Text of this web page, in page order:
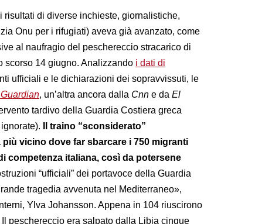
di diverse inchieste, giornalistiche,
Onu per i rifugiati) aveva già avanzato, come
al naufragio del peschereccio stracarico di
scorso 14 giugno. Analizzando i dati di
ufficiali e le dichiarazioni dei sopravvissuti, le
Guardian, un’altra ancora dalla Cnn e da El
tardivo della Guardia Costiera greca
Il traino “sconsiderato”
vicino dove far sbarcare i 750 migranti
competenza italiana, così da potersene
“ufficiali” dei portavoce della Guardia
tragedia avvenuta nel Mediterraneo»,
Ylva Johansson. Appena in 104 riuscirono
peschereccio era salpato dalla Libia cinque